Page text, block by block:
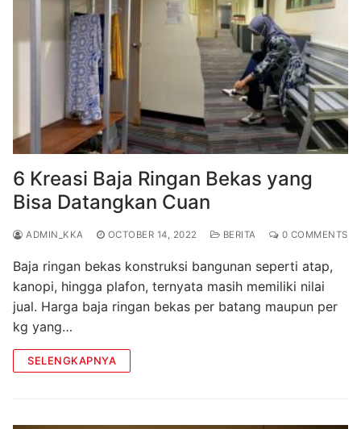
6 Kreasi Baja Ringan Bekas yang
Bisa Datangkan Cuan
ADMIN_KKA OCTOBER 14, 2022 BERITA 0 COMMENTS
Baja ringan bekas konstruksi bangunan seperti atap,
kanopi, hingga plafon, ternyata masih memiliki nilai
jual. Harga baja ringan bekas per batang maupun per
kg yang…
SELENGKAPNYA